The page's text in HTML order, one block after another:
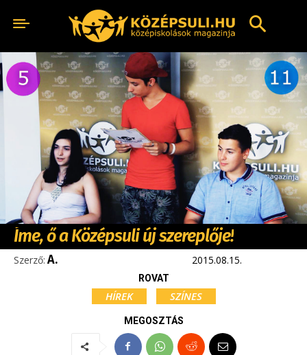
Íme, ő a Középsuli új szereplője!
Szerző: A. 2015.08.15.
ROVAT
HÍREK SZÍNES
MEGOSZTÁS